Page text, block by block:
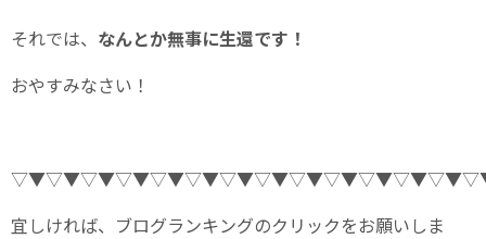
それでは、 なんとか無事に生還です！
おやすみなさい！
宜しければ、ブログランキングのクリックをお願いしま